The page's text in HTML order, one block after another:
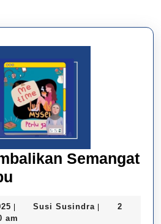
Semangat
Kembalikan
September
28,
Susi Susindra Susi
2
am